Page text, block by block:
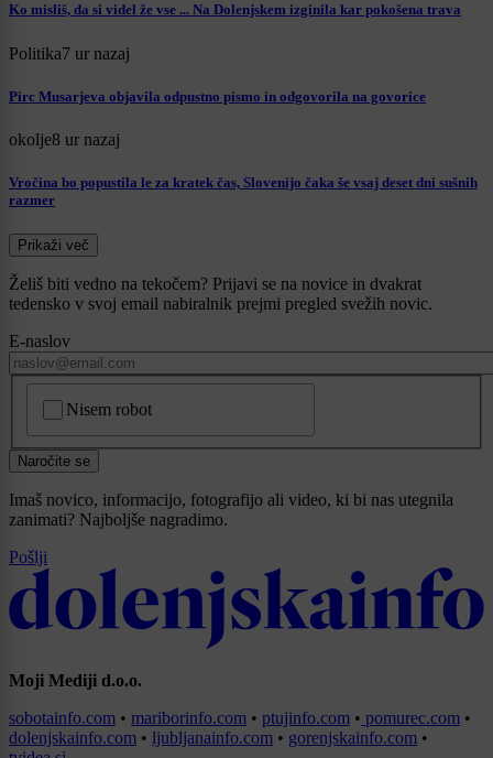
Ko misliš, da si videl že vse ... Na Dolenjskem izginila kar pokošena trava
Politika7 ur nazaj
Pirc Musarjeva objavila odpustno pismo in odgovorila na govorice
okolje8 ur nazaj
Vročina bo popustila le za kratek čas, Slovenijo čaka še vsaj deset dni sušnih
razmer
Prikaži več
Želiš biti vedno na tekočem? Prijavi se na novice in dvakrat
tedensko v svoj email nabiralnik prejmi pregled svežih novic.
E-naslov
Nisem robot
Naročite se
Imaš novico, informacijo, fotografijo ali video, ki bi nas utegnila
zanimati? Najboljše nagradimo.
Pošlji
Moji Mediji d.o.o.
sobotainfo.com • mariborinfo.com • ptujinfo.com • pomurec.com •
dolenjskainfo.com • ljubljanainfo.com • gorenjskainfo.com •